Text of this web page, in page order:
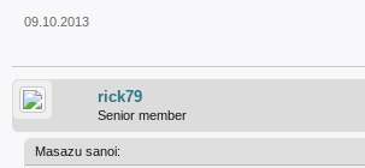
09.10.2013
rick79
Senior member
Masazu sanoi: